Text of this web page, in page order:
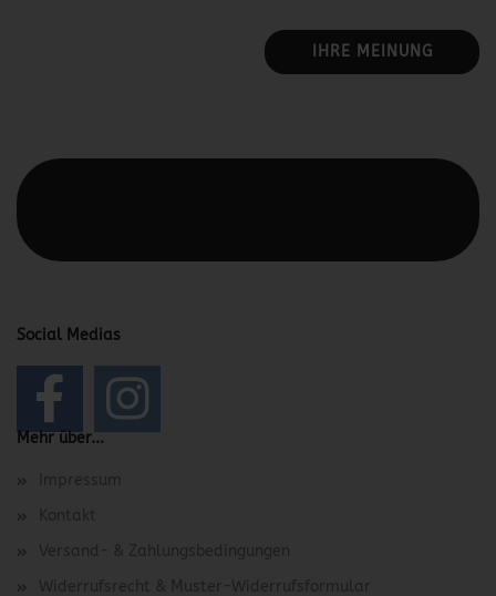
IHRE MEINUNG
Social Medias
Mehr über...
Impressum
Kontakt
Versand- & Zahlungsbedingungen
Widerrufsrecht & Muster-Widerrufsformular